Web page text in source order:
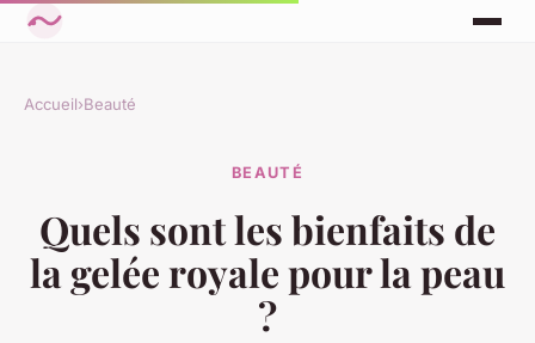
Accueil›Beauté
BEAUTÉ
Quels sont les bienfaits de
la gelée royale pour la peau
?